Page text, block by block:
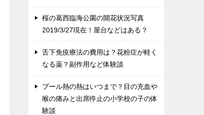
桜の葛西臨海公園の開花状況写真
2019/3/27現在！屋台などはある？
舌下免疫療法の費用は？花粉症が軽く
なる薬？副作用など体験談
プール熱の熱はいつまで？目の充血や
喉の痛みと出席停止の小学校の子の体
験談